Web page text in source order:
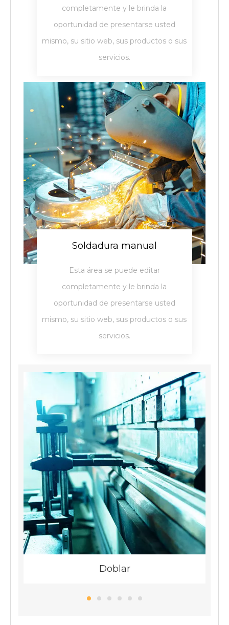
completamente y le brinda la
oportunidad de presentarse usted
mismo, su sitio web, sus productos o sus
servicios.
Soldadura manual
Esta área se puede editar
completamente y le brinda la
oportunidad de presentarse usted
mismo, su sitio web, sus productos o sus
servicios.
Doblar